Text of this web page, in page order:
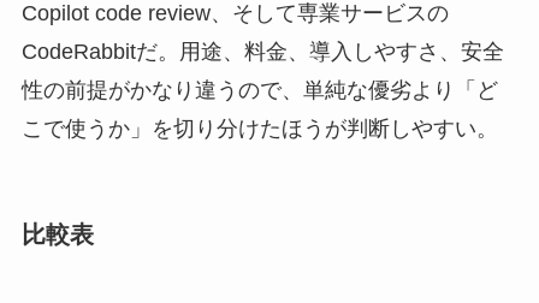
Copilot code review、そして専業サービスの
CodeRabbitだ。用途、料金、導入しやすさ、安全
性の前提がかなり違うので、単純な優劣より「ど
こで使うか」を切り分けたほうが判断しやすい。
比較表